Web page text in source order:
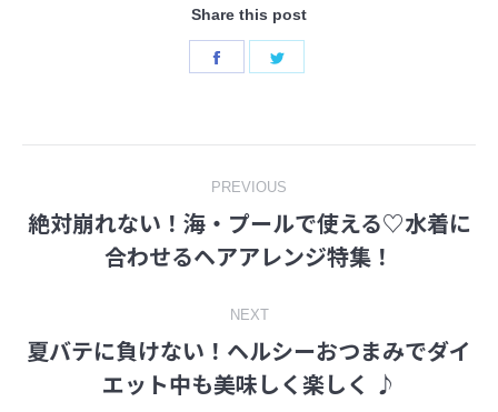
Share this post
Share
navigation
PREVIOUS
Previous
post:
絶対崩れない！海・プールで使える♡水着に
合わせるヘアアレンジ特集！
NEXT
Next
post:
夏バテに負けない！ヘルシーおつまみでダイ
エット中も美味しく楽しく ♪